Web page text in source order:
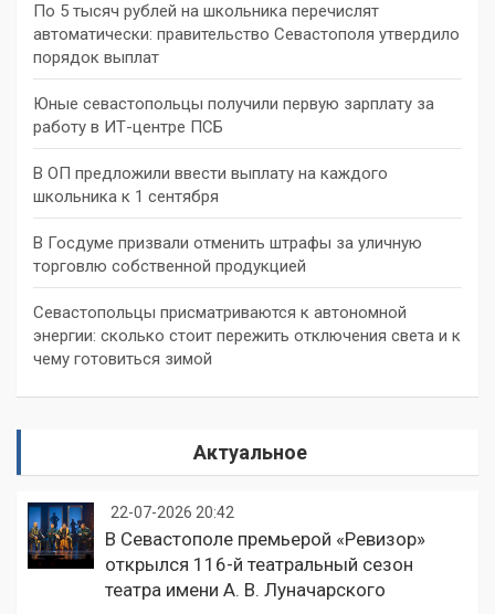
По 5 тысяч рублей на школьника перечислят
автоматически: правительство Севастополя утвердило
порядок выплат
Юные севастопольцы получили первую зарплату за
работу в ИТ-центре ПСБ
В ОП предложили ввести выплату на каждого
школьника к 1 сентября
В Госдуме призвали отменить штрафы за уличную
торговлю собственной продукцией
Севастопольцы присматриваются к автономной
энергии: сколько стоит пережить отключения света и к
чему готовиться зимой
Актуальное
22-07-2026 20:42
В Севастополе премьерой «Ревизор»
открылся 116-й театральный сезон
театра имени А. В. Луначарского